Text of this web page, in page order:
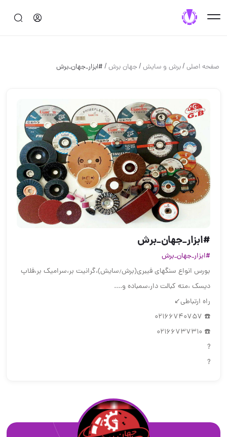
صفحه اصلی/برش و سايش/جهان برش/#ابزار_جهان_برش
#ابزار_جهان_برش
#ابزار_جهان_برش
بورس انواع سنگهای فیبری(برش٫سایش)،گرانیت بر،سرامیک بر،فلاپ
دیسک ،مته کبالت دار،سمباده و....
راه ارتباطی↙️
☎️ 02166740757
☎️ 02166737310
?
?